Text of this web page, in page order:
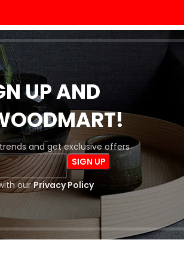
UP AND
and get exclusive offers
ourPrivacy Policy
întrevăd lucruri
este importantă! Magazinul nostru